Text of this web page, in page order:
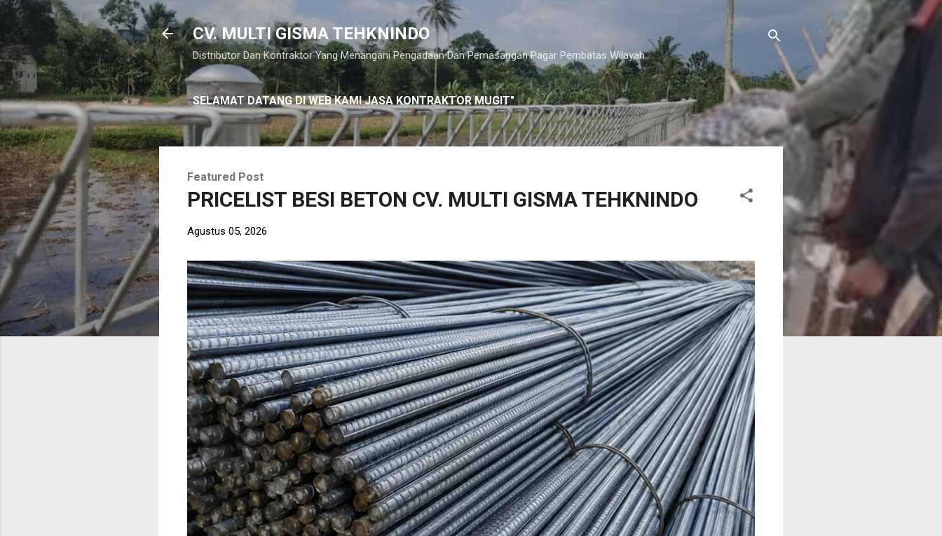
Langsung ke konten utama
CV. MULTI GISMA TEHKNINDO
Distributor Dan Kontraktor Yang Menangani Pengadaan Dan Pemasangan Pagar Pembatas Wilayah.
SELAMAT DATANG DI WEB KAMI JASA KONTRAKTOR MUGIT"
Featured Post
PRICELIST BESI BETON CV. MULTI GISMA TEHKNINDO
Agustus 05, 2026